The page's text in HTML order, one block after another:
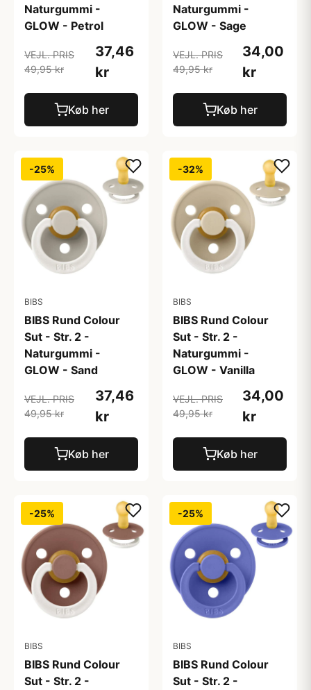
Naturgummi -
GLOW - Petrol
VEJL. PRIS
49,95 kr
37,46
kr
Køb her
Naturgummi -
GLOW - Sage
VEJL. PRIS
49,95 kr
34,00
kr
Køb her
-25%
BIBS
BIBS Rund Colour
Sut - Str. 2 -
Naturgummi -
GLOW - Sand
VEJL. PRIS
49,95 kr
37,46
kr
Køb her
-32%
BIBS
BIBS Rund Colour
Sut - Str. 2 -
Naturgummi -
GLOW - Vanilla
VEJL. PRIS
49,95 kr
34,00
kr
Køb her
-25%
BIBS
BIBS Rund Colour
Sut - Str. 2 -
-25%
BIBS
BIBS Rund Colour
Sut - Str. 2 -